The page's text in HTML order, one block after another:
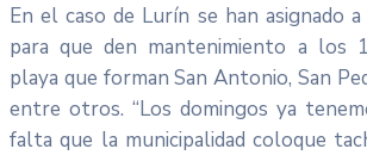
En el caso de Lurín se han asignado
para que den mantenimiento a los
playa que forman San Antonio, San
entre otros. “Los domingos ya
falta que la municipalidad coloque